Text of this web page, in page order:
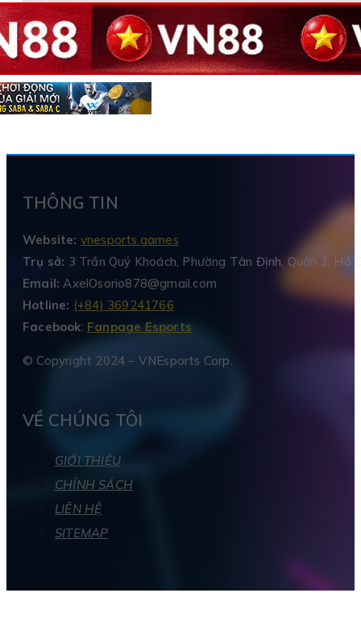
THÔNG TIN
Website: vnesports.games
Trụ sở: 3 Trần Quý Khoách, Phường Tân Định, Quận 1, Hồ
Email: AxelOsorio878@gmail.com
Hotline: (+84) 369241766
Facebook: Fanpage Esports
© Copyright 2024 – VNEsports Corp.
VỀ CHÚNG TÔI
GIỚI THIỆU
CHÍNH SÁCH
LIÊN HỆ
SITEMAP